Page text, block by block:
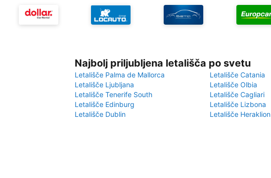
Najbolj priljubljena letališča po svetu
Letališče Palma de Mallorca
Letališče Catania
Letališče Ljubljana
Letališče Olbia
Letališče Tenerife South
Letališče Cagliari
Letališče Edinburg
Letališče Lizbona
Letališče Dublin
Letališče Heraklion